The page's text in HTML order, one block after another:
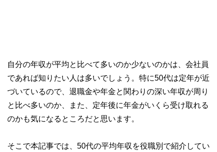
自分の年収が平均と比べて多いのか少ないのかは、会社員
であれば知りたい人は多いでしょう。特に50代は定年が近
づいているので、退職金や年金と関わりの深い年収が周り
と比べ多いのか、また、定年後に年金がいくら受け取れる
のかも気になるところだと思います。
そこで本記事では、50代の平均年収を役職別で紹介してい